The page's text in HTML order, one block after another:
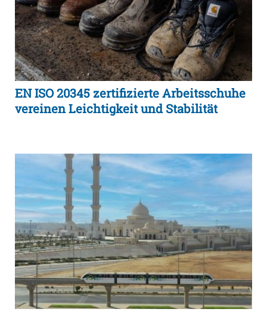
EN ISO 20345 zertifizierte Arbeitsschuhe
vereinen Leichtigkeit und Stabilität